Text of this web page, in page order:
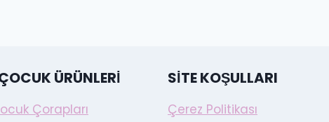
ÜRÜNLERI
Çorapları
SITE KOŞULLARI
Çerez Politikası